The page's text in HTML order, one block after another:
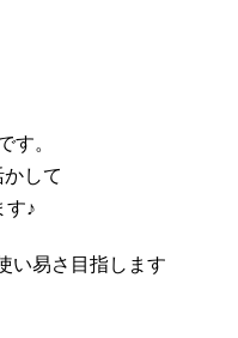
す。
して
す♪
い易さ目指します